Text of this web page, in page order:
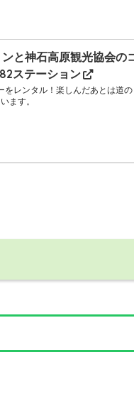
と神石高原観光協会の
ステーション
をレンタル！楽しんだあとは道の
ます。